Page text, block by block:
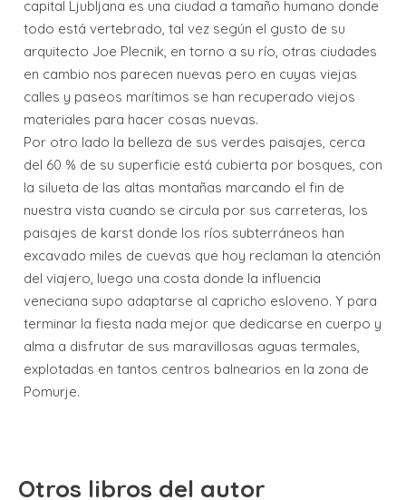
capital Ljubljana es una ciudad a tamaño humano donde
todo está vertebrado, tal vez según el gusto de su
arquitecto Joe Plecnik, en torno a su río, otras ciudades
en cambio nos parecen nuevas pero en cuyas viejas
calles y paseos marítimos se han recuperado viejos
materiales para hacer cosas nuevas.
Por otro lado la belleza de sus verdes paisajes, cerca
del 60 % de su superficie está cubierta por bosques, con
la silueta de las altas montañas marcando el fin de
nuestra vista cuando se circula por sus carreteras, los
paisajes de karst donde los ríos subterráneos han
excavado miles de cuevas que hoy reclaman la atención
del viajero, luego una costa donde la influencia
veneciana supo adaptarse al capricho esloveno. Y para
terminar la fiesta nada mejor que dedicarse en cuerpo y
alma a disfrutar de sus maravillosas aguas termales,
explotadas en tantos centros balnearios en la zona de
Pomurje.
Otros libros del autor